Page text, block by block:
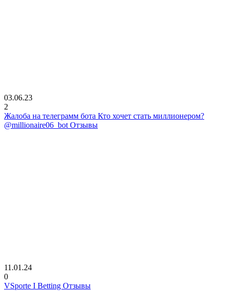
03.06.23
2
Жалоба на телеграмм бота Кто хочет стать миллионером?
@millionaire06_bot Отзывы
11.01.24
0
VSporte I Betting Отзывы